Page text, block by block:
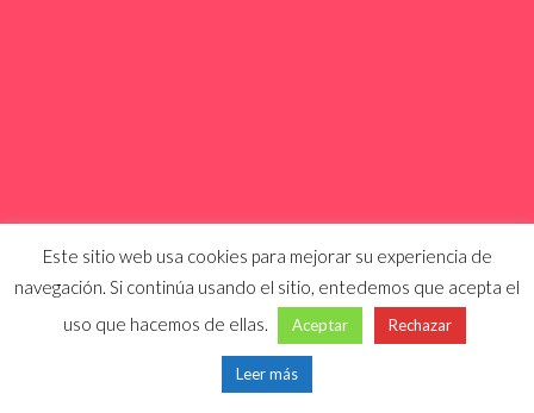
Este sitio web usa cookies para mejorar su experiencia de
navegación. Si continúa usando el sitio, entedemos que acepta el
uso que hacemos de ellas.
Aceptar Rechazar
Leer más